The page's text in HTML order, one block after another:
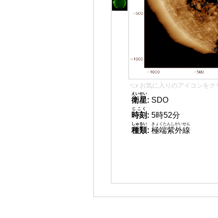
👈 お気に入りのアイコンをク
衛星
えいせい
: SDO
時刻
じこく
: 5時52分
種類
しゅるい
: 極端紫外線
きょくたんしがいせん